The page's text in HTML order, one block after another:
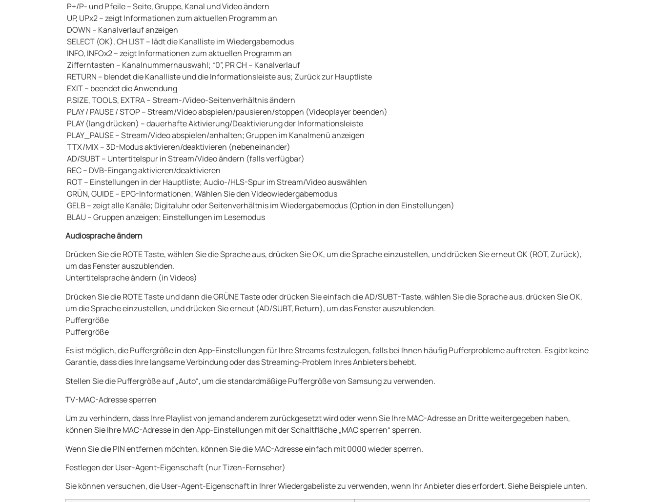
P+/P- und Pfeile – Seite, Gruppe, Kanal und Video ändern
UP, UPx2 – zeigt Informationen zum aktuellen Programm an
DOWN – Kanalverlauf anzeigen
SELECT (OK), CH LIST – lädt die Kanalliste im Wiedergabemodus
INFO, INFOx2 – zeigt Informationen zum aktuellen Programm an
Zifferntasten – Kanalnummernauswahl; “0”, PR CH – Kanalverlauf
RETURN – blendet die Kanalliste und die Informationsleiste aus; Zurück zur Hauptliste
EXIT – beendet die Anwendung
P.SIZE, TOOLS, EXTRA – Stream-/Video-Seitenverhältnis ändern
PLAY / PAUSE / STOP – Stream/Video abspielen/pausieren/stoppen (Videoplayer beenden)
PLAY (lang drücken) – dauerhafte Aktivierung/Deaktivierung der Informationsleiste
PLAY_PAUSE – Stream/Video abspielen/anhalten; Gruppen im Kanalmenü anzeigen
TTX/MIX – 3D-Modus aktivieren/deaktivieren (nebeneinander)
AD/SUBT – Untertitelspur in Stream/Video ändern (falls verfügbar)
REC – DVB-Eingang aktivieren/deaktivieren
ROT – Einstellungen in der Hauptliste; Audio-/HLS-Spur im Stream/Video auswählen
GRÜN, GUIDE – EPG-Informationen; Wählen Sie den Videowiedergabemodus
GELB – zeigt alle Kanäle; Digitaluhr oder Seitenverhältnis im Wiedergabemodus (Option in den Einstellungen)
BLAU – Gruppen anzeigen; Einstellungen im Lesemodus
Audiosprache ändern
Drücken Sie die ROTE Taste, wählen Sie die Sprache aus, drücken Sie OK, um die Sprache einzustellen, und drücken Sie erneut OK (ROT, Zurück),
um das Fenster auszublenden.
Untertitelsprache ändern (in Videos)
Drücken Sie die ROTE Taste und dann die GRÜNE Taste oder drücken Sie einfach die AD/SUBT-Taste, wählen Sie die Sprache aus, drücken Sie OK,
um die Sprache einzustellen, und drücken Sie erneut (AD/SUBT, Return), um das Fenster auszublenden.
Puffergröße
Puffergröße
Es ist möglich, die Puffergröße in den App-Einstellungen für Ihre Streams festzulegen, falls bei Ihnen häufig Pufferprobleme auftreten. Es gibt keine
Garantie, dass dies Ihre langsame Verbindung oder das Streaming-Problem Ihres Anbieters behebt.
Stellen Sie die Puffergröße auf „Auto“, um die standardmäßige Puffergröße von Samsung zu verwenden.
TV-MAC-Adresse sperren
Um zu verhindern, dass Ihre Playlist von jemand anderem zurückgesetzt wird oder wenn Sie Ihre MAC-Adresse an Dritte weitergegeben haben,
können Sie Ihre MAC-Adresse in den App-Einstellungen mit der Schaltfläche „MAC sperren“ sperren.
Wenn Sie die PIN entfernen möchten, können Sie die MAC-Adresse einfach mit 0000 wieder sperren.
Festlegen der User-Agent-Eigenschaft (nur Tizen-Fernseher)
Sie können versuchen, die User-Agent-Eigenschaft in Ihrer Wiedergabeliste zu verwenden, wenn Ihr Anbieter dies erfordert. Siehe Beispiele unten.